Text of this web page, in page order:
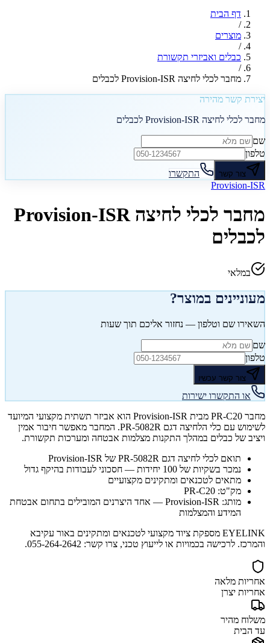
דף הבית
/
מוצרים
/
כבלים ואביזרי תקשורת
/
מחבר לכלי לחיצה Provision-ISR לכבלים
יצירת קשר מהירה
מחבר לכלי לחיצה Provision-ISR לכבלים
שם
טלפון
צור קשר
התקשרו
Provision-ISR
מחבר לכלי לחיצה Provision-ISR
לכבלים
במלאי
מעוניינים במוצר?
השאירו שם וטלפון — נחזור אליכם תוך שעות
שם
טלפון
צור קשר עכשיו
או התקשרו ישירות
מחבר PR-C20 מבית Provision-ISR הוא אביזר תשתית מקצועי המיועד
לשימוש עם כלי הלחיצה דגם PR-5082R. המחבר מאפשר חיבור אמין
ויציב של כבלים במהלך התקנות מצלמות אבטחה ומערכות תקשורת.
תואם לכלי לחיצה דגם PR-5082R של Provision-ISR
נמכר בשקיות של 100 יחידות — חסכוני לעבודות בהיקף גדול
מתאים לטכנאים ומתקינים מקצועיים
מק"ט: PR-C20
מותג: Provision-ISR — אחד היצרנים המובילים בתחום אבטחת
המידע והמצלמות
EYELINK מספקת ציוד מקצועי לטכנאים ומתקינים באור עקיבא
והמרכז. לרכישה בכמויות או לייעוץ טכני, צרו קשר: 055-264-2642.
אחריות מלאה
אחריות יצרן
משלוח מהיר
עד הבית